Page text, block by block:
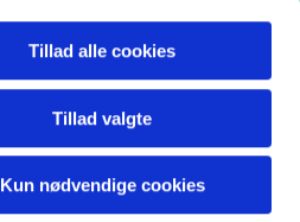
Tillad alle cookies
Tillad valgte
Kun nødvendige cookies